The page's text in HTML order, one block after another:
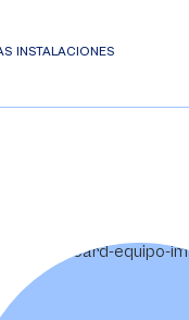
INSTALACIONES